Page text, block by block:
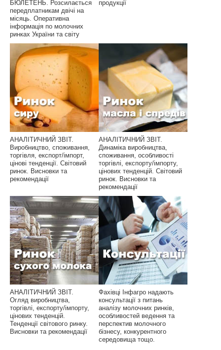
БЮЛЕТЕНЬ. Розсилається
передплатникам двічі на
місяць. Оперативна
інформація по молочних
ринках України та світу
продукції
АНАЛІТИЧНИЙ ЗВІТ.
Виробництво, споживання,
торгівля, експорт/імпорт,
цінові тенденції. Світовий
ринок. Висновки та
рекомендації
АНАЛІТИЧНИЙ ЗВІТ.
Динаміка виробництва,
споживання, особливості
торгівлі, експорту/імпорту,
цінових тенденцій. Світовий
ринок. Висновки та
рекомендації
АНАЛІТИЧНИЙ ЗВІТ.
Огляд виробництва,
торгівлі, експорту/імпорту,
цінових тенденцій.
Тенденції світового ринку.
Висновки та рекомендації
Фахівці Інфагро надають
консультації з питань
аналізу молочних ринків,
особливостей ведення та
перспектив молочного
бізнесу, конкурентного
середовища тощо.